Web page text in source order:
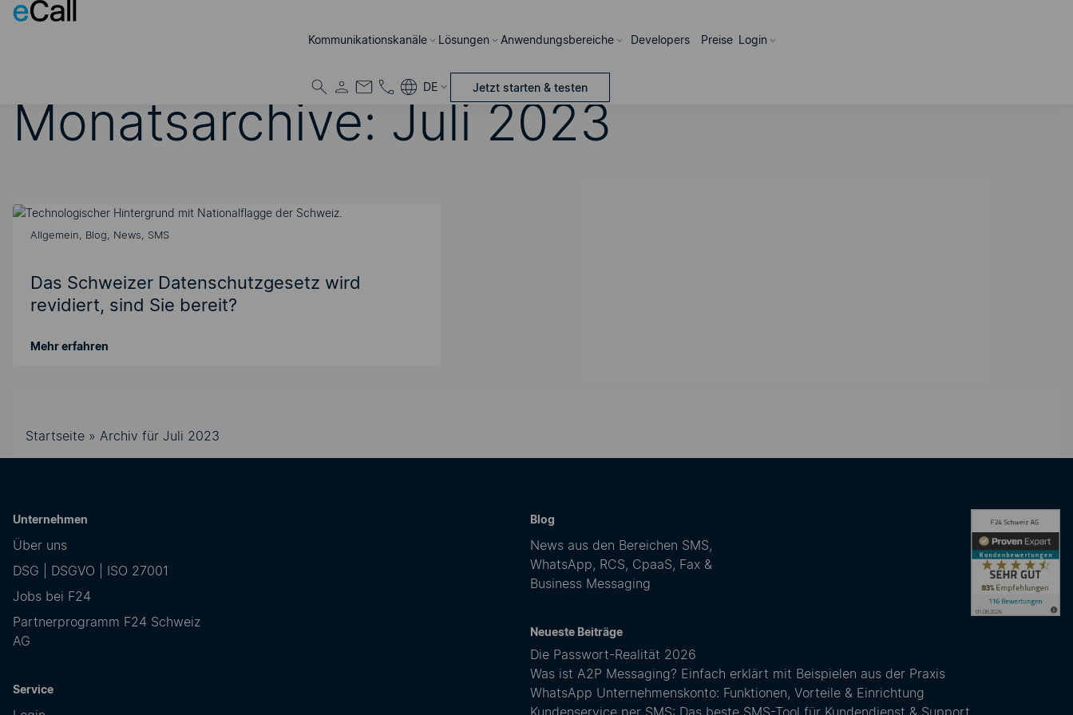
Zum Inhalt springen
Kommunikations­kanäle Lösungen Anwendungsbereiche Developers Preise Login
DE Jetzt starten & testen
Monatsarchive: Juli 2023
Allgemein, Blog, News, SMS
Das Schweizer Datenschutzgesetz wird
revidiert, sind Sie bereit?
Mehr erfahren
Startseite » Archiv für Juli 2023
Unternehmen
Über uns
DSG | DSGVO | ISO 27001
Jobs bei F24
Partnerprogramm F24 Schweiz
AG
Service
Blog
News aus den Bereichen SMS,
WhatsApp, RCS, CpaaS, Fax &
Business Messaging
Neueste Beiträge
Die Passwort-Realität 2026
Was ist A2P Messaging? Einfach erklärt mit Beispielen aus der Praxis
WhatsApp Unternehmenskonto: Funktionen, Vorteile & Einrichtung
Kundenservice per SMS: Das beste SMS-Tool für Kundendienst & Support